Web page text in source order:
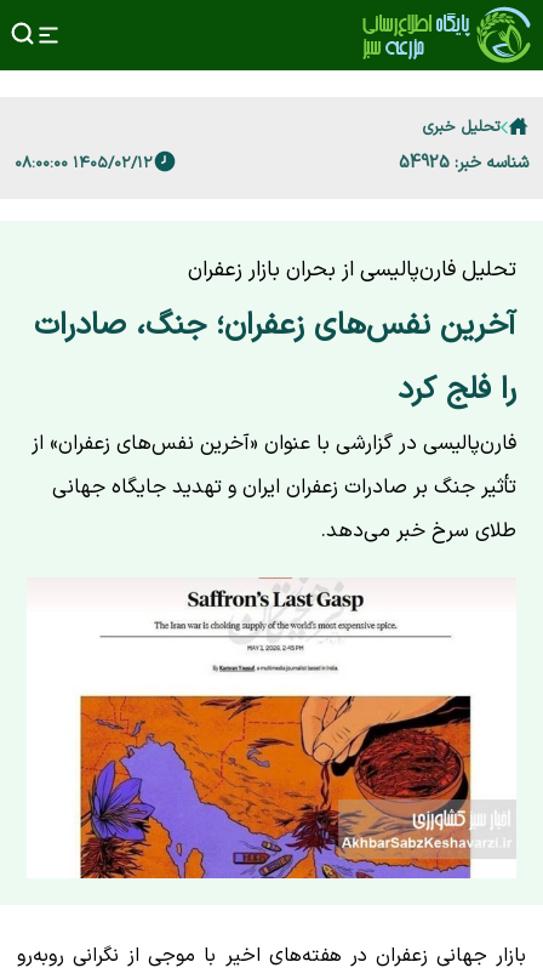
تحلیل خبری
شناسه خبر: 54925 ۱۴۰۵/۰۲/۱۲ ۰۸:۰۰:۰۰
تحلیل فارن‌پالیسی از بحران بازار زعفران
آخرین نفس‌های زعفران؛ جنگ، صادرات
را فلج کرد
فارن‌پالیسی در گزارشی با عنوان «آخرین نفس‌های زعفران» از
تأثیر جنگ بر صادرات زعفران ایران و تهدید جایگاه جهانی
طلای سرخ خبر می‌دهد.
بازار جهانی زعفران در هفته‌های اخیر با موجی از نگرانی روبه‌رو